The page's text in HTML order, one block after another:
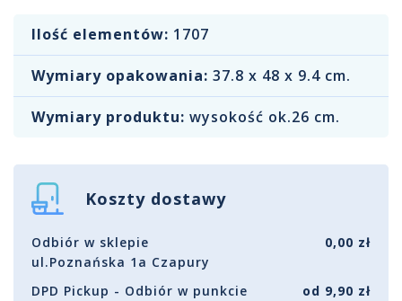
Ilość elementów: 1707
Wymiary opakowania: 37.8 x 48 x 9.4 cm.
Wymiary produktu: wysokość ok.26 cm.
Koszty dostawy
Odbiór w sklepie
ul.Poznańska 1a Czapury
0,00 zł
DPD Pickup - Odbiór w punkcie
od 9,90 zł